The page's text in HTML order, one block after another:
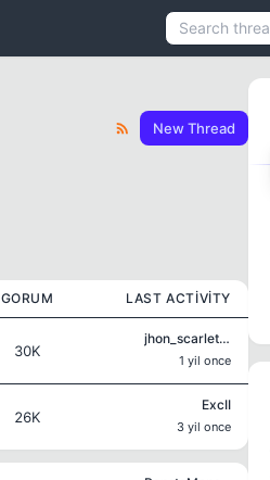
New Thread
GORUM LAST ACTIVITY
30K
jhon_scarlet46
1 yil once
26K
ExcII
3 yil once